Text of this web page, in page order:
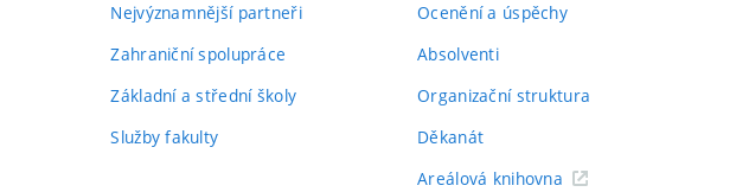
Nejvýznamnější partneři
Zahraniční spolupráce
Základní a střední školy
Služby fakulty
Ocenění a úspěchy
Absolventi
Organizační struktura
Děkanát
Areálová knihovna